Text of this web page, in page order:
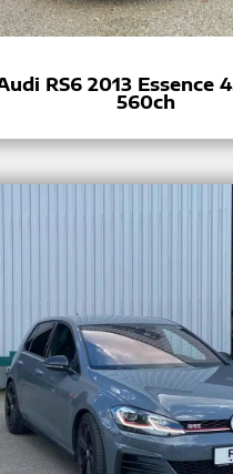
RS6 2013 Essence
560ch